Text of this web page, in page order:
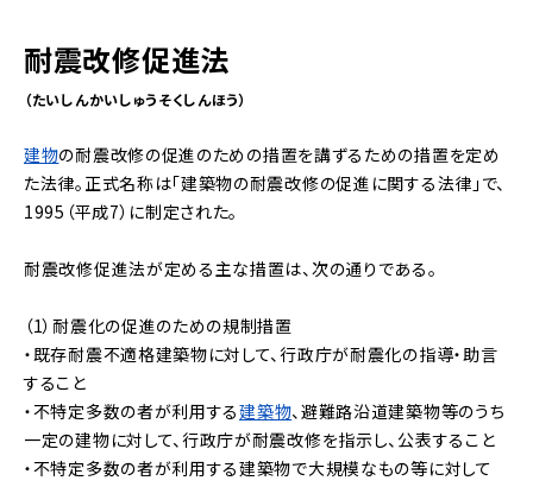
耐震改修促進法
（たいしんかいしゅうそくしんほう）
建物の耐震改修の促進のための措置を講ずるための措置を定め
た法律。正式名称は「建築物の耐震改修の促進に関する法律」で、
1995（平成7）に制定された。
耐震改修促進法が定める主な措置は、次の通りである。
（1）耐震化の促進のための規制措置
・既存耐震不適格建築物に対して、行政庁が耐震化の指導・助言
すること
・不特定多数の者が利用する建築物、避難路沿道建築物等のうち
一定の建物に対して、行政庁が耐震改修を指示し、公表すること
・不特定多数の者が利用する建築物で大規模なもの等に対して